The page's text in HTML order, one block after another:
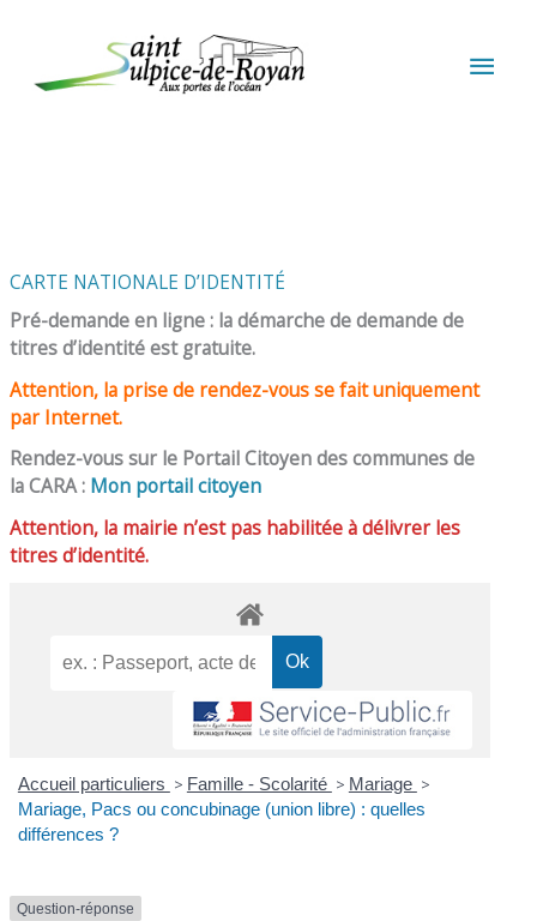
CARTE NATIONALE D’IDENTITÉ
Pré-demande en ligne : la démarche de demande de
titres d’identité est gratuite.
Attention, la prise de rendez-vous se fait uniquement
par Internet.
Rendez-vous sur le Portail Citoyen des communes de
la CARA : Mon portail citoyen
Attention, la mairie n’est pas habilitée à délivrer les
titres d’identité.
Accueil particuliers > Famille - Scolarité > Mariage >
Mariage, Pacs ou concubinage (union libre) : quelles
différences ?
Question-réponse